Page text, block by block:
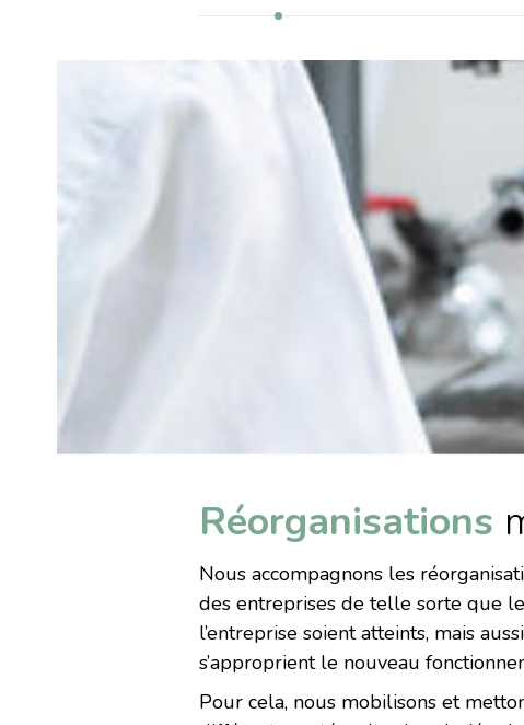
Réorganisations
Nous accompagnons les
des entreprises de telle sorte que
l’entreprise soient atteints, mais
s’approprient le nouveau
Pour cela, nous mobilisons et